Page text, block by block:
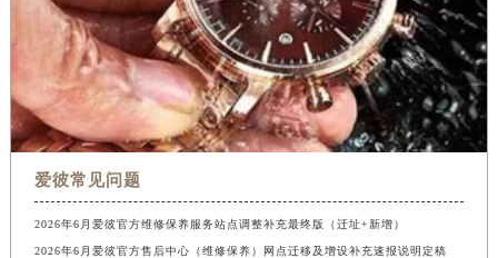
爱彼常见问题
2026年6月爱彼官方维修保养服务站点调整补充最终版（迁址+新增）
2026年6月爱彼官方售后中心（维修保养）网点迁移及增设补充速报说明定稿